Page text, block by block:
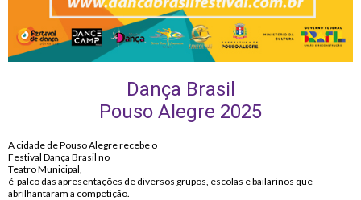
Dança Brasil
Pouso Alegre 2025
A cidade de Pouso Alegre recebe o
Festival Dança Brasil no
Teatro Municipal,
é palco das apresentações de diversos grupos, escolas e bailarinos que
abrilhantaram a competição.